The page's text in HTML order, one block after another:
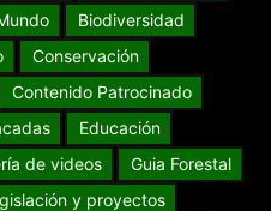
Biodiversidad
Conservación
Contenido Patrocinado
Educación
de videos
Guia Forestal
y proyectos